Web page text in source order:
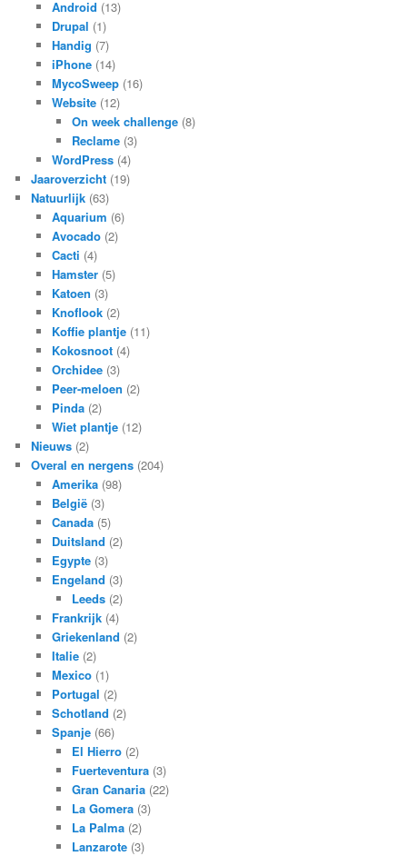
Android (13)
Drupal (1)
Handig (7)
iPhone(14)
MycoSweep(16)
Website(12)
On week challenge (8)
Reclame (3)
WordPress(4)
Jaaroverzicht (19)
Natuurlijk (63)
Aquarium (6)
Avocado(2)
Cacti (4)
Hamster(5)
Katoen (3)
Knoflook(2)
Koffie plantje(11)
Kokosnoot(4)
Orchidee(3)
Peer-meloen (2)
Pinda(2)
Wiet plantje(12)
Nieuws (2)
Overal en nergens (204)
Amerika(98)
België(3)
Canada(5)
Duitsland (2)
Egypte(3)
Engeland (3)
Leeds (2)
Frankrijk(4)
Griekenland (2)
Italie(2)
Mexico(1)
Portugal (2)
Schotland (2)
Spanje(66)
El Hierro (2)
Fuerteventura (3)
Gran Canaria (22)
La Gomera (3)
La Palma (2)
Lanzarote (3)